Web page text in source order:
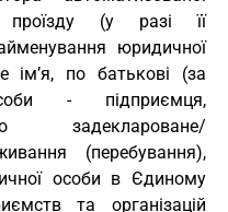
проїзду (у разі її
юридичної
ім’я, по батькові (за
- підприємця,
задеклароване/
(перебування),
особи в Єдиному
та організацій